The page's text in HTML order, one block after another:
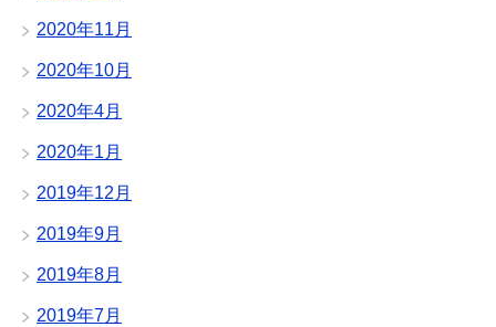
2020年11月
2020年10月
2020年4月
2020年1月
2019年12月
2019年9月
2019年8月
2019年7月